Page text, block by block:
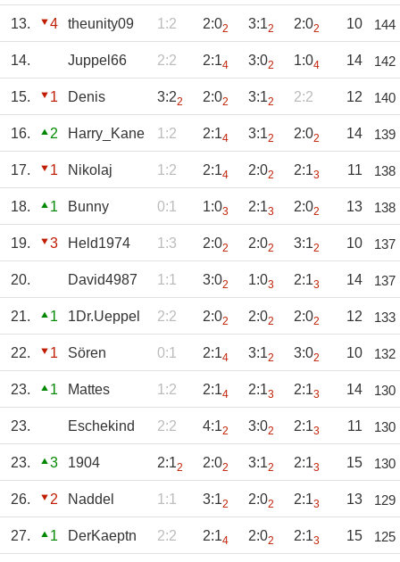
13. 4 theunity09 1:2 2:02 3:12 2:02 10 144
14. Juppel66 2:2 2:14 3:02 1:04 14 142
15. 1 Denis 3:22 2:02 3:12 2:2 12 140
16. 2 Harry_Kane 1:2 2:14 3:12 2:02 14 139
17. 1 Nikolaj 1:2 2:14 2:02 2:13 11 138
18. 1 Bunny 0:1 1:03 2:13 2:02 13 138
19. 3 Held1974 1:3 2:02 2:02 3:12 10 137
20. David4987 1:1 3:02 1:03 2:13 14 137
21. 1 1Dr.Ueppel 2:2 2:02 2:02 2:02 12 133
22. 1 Sören 0:1 2:14 3:12 3:02 10 132
23. 1 Mattes 1:2 2:14 2:13 2:13 14 130
23. Eschekind 2:2 4:12 3:02 2:13 11 130
23. 3 1904 2:12 2:02 3:12 2:13 15 130
26. 2 Naddel 1:1 3:12 2:02 2:13 13 129
27. 1 DerKaeptn 2:2 2:14 2:02 2:13 15 125